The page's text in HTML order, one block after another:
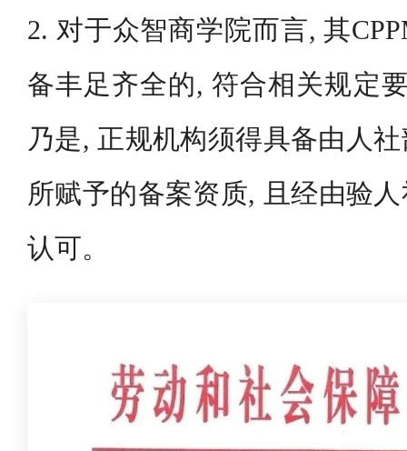
2. 对于众智商学院而言, 其
备丰足齐全的, 符合相关规定
乃是, 正规机构须得具备由人
所赋予的备案资质, 且经由验
认可。